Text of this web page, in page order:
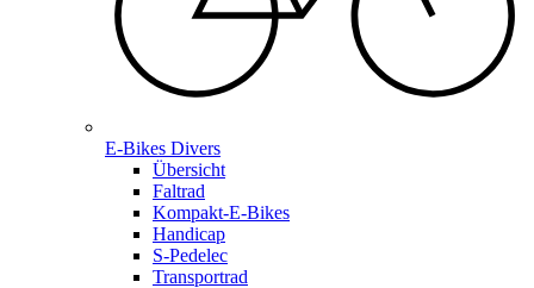
E-Bikes Divers
Übersicht
Faltrad
Kompakt-E-Bikes
Handicap
S-Pedelec
Transportrad